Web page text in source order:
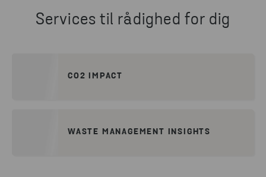
Services til rådighed for dig
CO2 IMPACT
WASTE MANAGEMENT INSIGHTS